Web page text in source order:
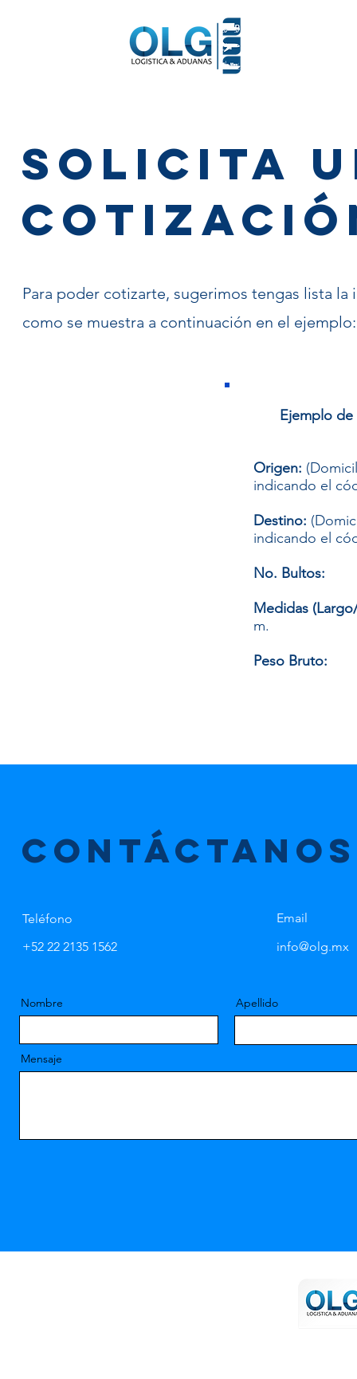
Home
SOLICITA
Para poder cotizarte, sugerimos tengas lista
como se muestra a continuación en el ejemplo:
Ejemplo
Origen:
indicando el
Destino:
indicando el
No. Bultos:
Medidas
m.
Peso Bruto:
CONTÁCTANOS
Teléfono
+52 22 2135 1562
Email
info@olg.mx
Nombre Apellido
Mensaje